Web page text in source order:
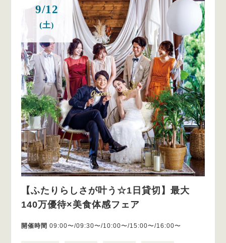
9/12
(土)
【ふたりらしさが叶う☆1日貸切】最大
140万優待×美食体感フェア
開催時間 09:00〜/09:30〜/10:00〜/15:00〜/16:00〜